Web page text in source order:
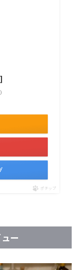
ポチップ
ー